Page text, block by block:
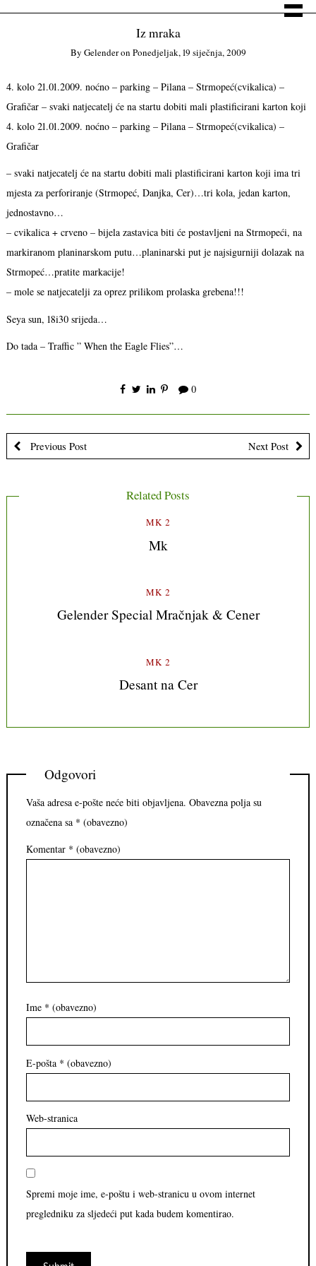
Iz mraka
By Gelenderon Ponedjeljak, 19 siječnja, 2009
4. kolo 21.01.2009. noćno – parking – Pilana – Strmopeć(cvikalica) –
Grafičar – svaki natjecatelj će na startu dobiti mali plastificirani karton koji
4. kolo 21.01.2009. noćno – parking – Pilana – Strmopeć(cvikalica) –
Grafičar
– svaki natjecatelj će na startu dobiti mali plastificirani karton koji ima tri
mjesta za perforiranje (Strmopeć, Danjka, Cer)…tri kola, jedan karton,
jednostavno…
– cvikalica + crveno – bijela zastavica biti će postavljeni na Strmopeći, na
markiranom planinarskom putu…planinarski put je najsigurniji dolazak na
Strmopeć…pratite markacije!
– mole se natjecatelji za oprez prilikom prolaska grebena!!!
Seya sun, 18i30 srijeda…
Do tada – Traffic ” When the Eagle Flies”…
0
Previous Post Next Post
Related Posts
MK 2
Mk
MK 2
Gelender Special Mračnjak & Cener
MK 2
Desant na Cer
Odgovori
Vaša adresa e-pošte neće biti objavljena. Obavezna polja su
označena sa * (obavezno)
Komentar * (obavezno)
Ime * (obavezno)
E-pošta * (obavezno)
Web-stranica
Spremi moje ime, e-poštu i web-stranicu u ovom internet
pregledniku za sljedeći put kada budem komentirao.